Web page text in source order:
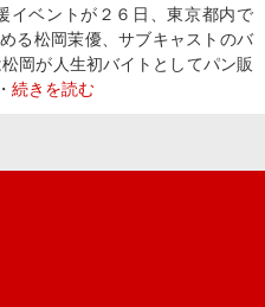
イベントが２６日、東京都内で
る松岡茉優、サブキャストのバ
岡が人生初バイトとしてパン販
続きを読む